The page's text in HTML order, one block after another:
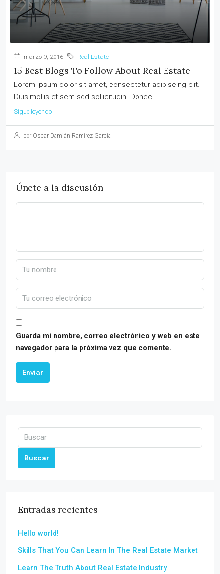
marzo 9, 2016 Real Estate
15 Best Blogs To Follow About Real Estate
Lorem ipsum dolor sit amet, consectetur adipiscing elit.
Duis mollis et sem sed sollicitudin. Donec...
Sigue leyendo
por Oscar Damián Ramírez García
Únete a la discusión
Guarda mi nombre, correo electrónico y web en este
navegador para la próxima vez que comente.
Enviar
Buscar
Entradas recientes
Hello world!
Skills That You Can Learn In The Real Estate Market
Learn The Truth About Real Estate Industry